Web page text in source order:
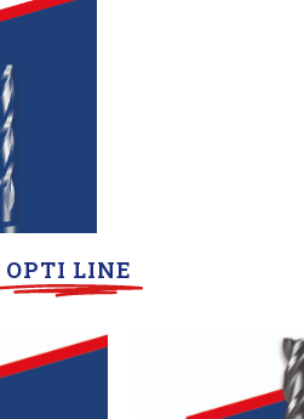
OPTI LINE